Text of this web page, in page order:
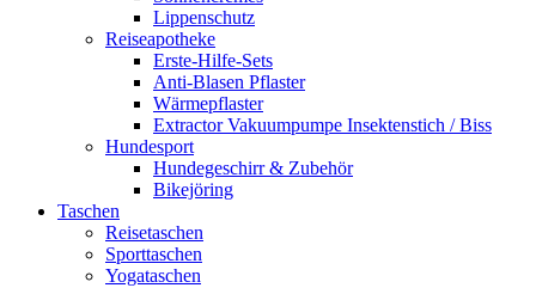
Lippenschutz
Reiseapotheke
Erste-Hilfe-Sets
Anti-Blasen Pflaster
Wärmepflaster
Extractor Vakuumpumpe Insektenstich / Biss
Hundesport
Hundegeschirr & Zubehör
Bikejöring
Taschen
Reisetaschen
Sporttaschen
Yogataschen